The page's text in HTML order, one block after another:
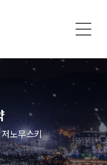
노무스키